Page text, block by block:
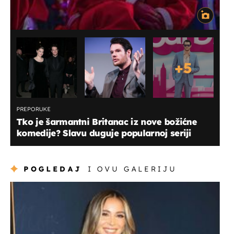
+5
PREPORUKE
Tko je šarmantni Britanac iz nove božićne
komedije? Slavu duguje popularnoj seriji
POGLEDAJ I OVU GALERIJU